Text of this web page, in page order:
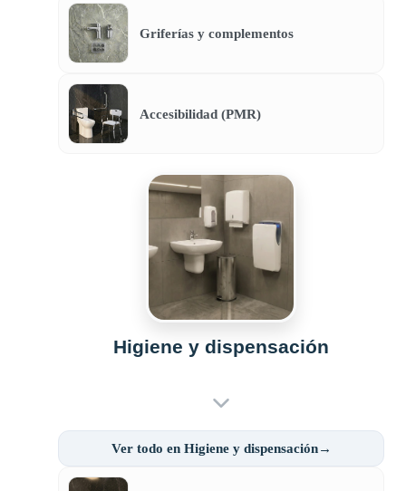
Griferías y complementos
Accesibilidad (PMR)
Higiene y dispensación
Ver todo en Higiene y dispensación→